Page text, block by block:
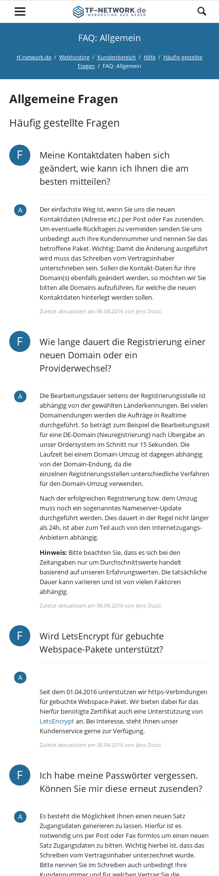
FAQ: Allgemein
tf-network.de Webhosting Kundenbereich Hilfe
Häufig gestellte
Fragen
FAQ: Allgemein
Allgemeine Fragen
Häufig gestellte Fragen
Meine Kontaktdaten haben sich
geändert, wie kann ich Ihnen die am
besten mitteilen?
Der einfachste Weg ist, wenn Sie uns die neuen
Kontaktdaten (Adresse etc.) per Post oder Fax zusenden.
Um eventuelle Rückfragen zu vermeiden senden Sie uns
unbedingt auch Ihre Kundennummer und nennen Sie das
betroffene Paket. Wichtig: Damit die Änderung ausgeführt
wird muss das Schreiben vom Vertragsinhaber
unterschrieben sein. Sollen die Kontakt-Daten für Ihre
Domain(s) ebenfalls geändert werden, so möchten wir Sie
bitten alle Domains aufzuführen, für welche die neuen
Kontaktdaten hinterlegt werden sollen.
Zuletzt aktualisiert am 06.04.2016 von Jens Dutzi.
Wie lange dauert die Registrierung einer
neuen Domain oder ein
Providerwechsel?
Die Bearbeitungsdauer seitens der Registrierungsstelle ist
abhängig von der gewählten Länderkennungen. Bei vielen
Domainendungen werden die Aufträge in Realtime
durchgeführt. So beträgt zum Beispiel die Bearbeitungszeit
für eine DE-Domain (Neuregistrierung) nach Übergabe an
unser Ordersystem im Schnitt nur 15 Sekunden. Die
Laufzeit bei einem Domain-Umzug ist dagegen abhängig
von der Domain-Endung, da die
einzelnen Registrierungsstellen unterschiedliche Verfahren
für den Domain-Umzug verwenden.
Nach der erfolgreichen Registrierung bzw. dem Umzug
muss noch ein sogenanntes Nameserver-Update
durchgeführt werden. Dies dauert in der Regel nicht länger
als 24h, ist aber zum Teil auch von den Internetzugangs-
Anbietern abhängig.
Hinweis: Bitte beachten Sie, dass es sich bei den
Zeitangaben nur um Durchschnittswerte handelt
basierend auf unseren Erfahrungswerten. Die tatsächliche
Dauer kann variieren und ist von vielen Faktoren
abhängig.
Zuletzt aktualisiert am 06.04.2016 von Jens Dutzi.
Wird LetsEncrypt für gebuchte
Webspace-Pakete unterstützt?
Seit dem 01.04.2016 unterstützen wir https-Verbindungen
für gebuchte Webspace-Paket. Wir bieten dabei für das
hierfür benötigte Zertifikat auch eine Unterstützung von
LetsEncryptan. Bei Interesse, steht Ihnen unser
Kundenservice gerne zur Verfügung.
Zuletzt aktualisiert am 06.04.2016 von Jens Dutzi.
Ich habe meine Passwörter vergessen.
Können Sie mir diese erneut zusenden?
Es besteht die Möglichkeit Ihnen einen neuen Satz
Zugangsdaten generieren zu lassen. Hierfür ist es
notwendig uns per Post oder Fax formlos um einen neuen
Satz Zugangsdaten zu bitten. Wichtig hierbei ist, dass das
Schreiben vom Vertragsinhaber unterzeichnet wurde.
Bitte nennen Sie im Schreiben auch unbedingt Ihre